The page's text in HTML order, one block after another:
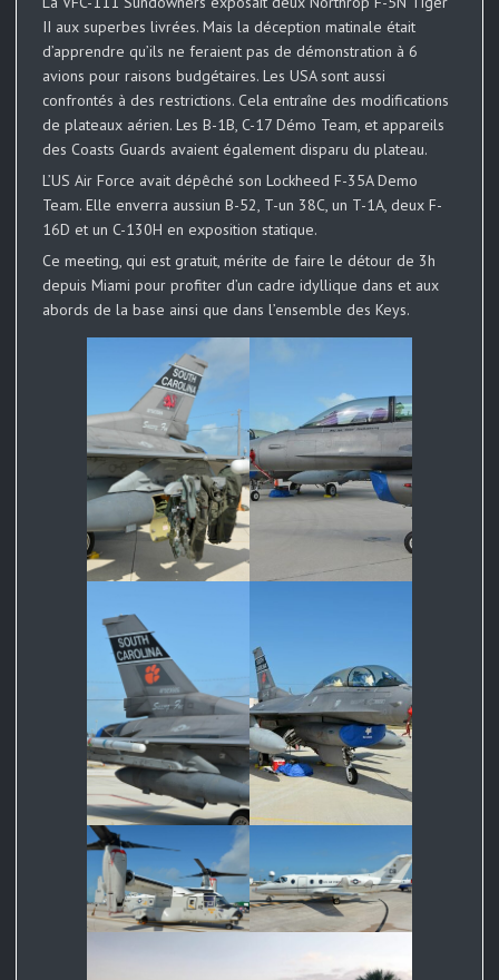
II aux superbes livrées. Mais la déception matinale était
d’apprendre qu’ils ne feraient pas de démonstration à 6
avions pour raisons budgétaires. Les USA sont aussi
confrontés à des restrictions. Cela entraîne des modifications
de plateaux aérien. Les B-1B, C-17 Démo Team, et appareils
des Coasts Guards avaient également disparu du plateau.
L’US Air Force avait dépêché son Lockheed F-35A Demo
Team. Elle enverra aussiun B-52, T-un 38C, un T-1A, deux F-
16D et un C-130H en exposition statique.
Ce meeting, qui est gratuit, mérite de faire le détour de 3h
depuis Miami pour profiter d’un cadre idyllique dans et aux
abords de la base ainsi que dans l’ensemble des Keys.